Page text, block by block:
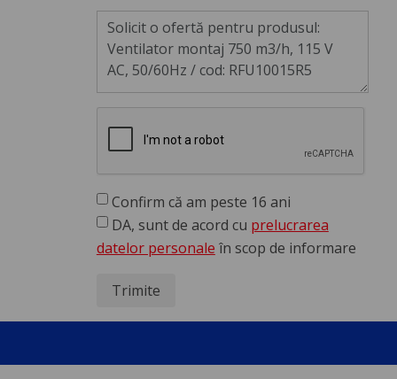
Confirm că am peste 16 ani
DA, sunt de acord cu prelucrarea
datelor personale în scop de informare
Trimite